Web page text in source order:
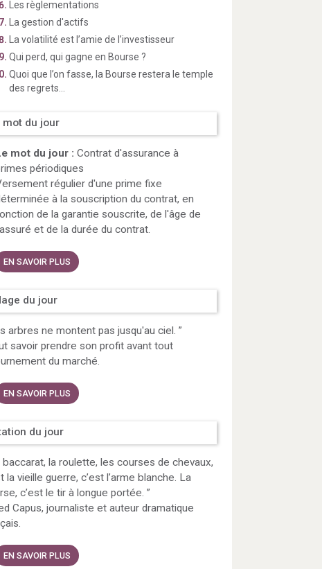
Les règlementations
La gestion d'actifs
La volatilité est l’amie de l’investisseur
Qui perd, qui gagne en Bourse ?
Quoi que l’on fasse, la Bourse restera le temple
des regrets...
mot du jour
mot du jour :Contrat d'assurance à
périodiques
régulier d'une prime fixe
à la souscription du contrat, en
de la garantie souscrite, de l'âge de
et de la durée du contrat.
EN SAVOIR PLUS
du jour
arbres ne montent pas jusqu'au ciel.”
savoir prendre son profit avant tout
du marché.
EN SAVOIR PLUS
du jour
baccarat, la roulette, les courses de chevaux,
la vieille guerre, c’est l’arme blanche. La
c’est le tir à longue portée.”
Capus, journaliste et auteur dramatique
EN SAVOIR PLUS